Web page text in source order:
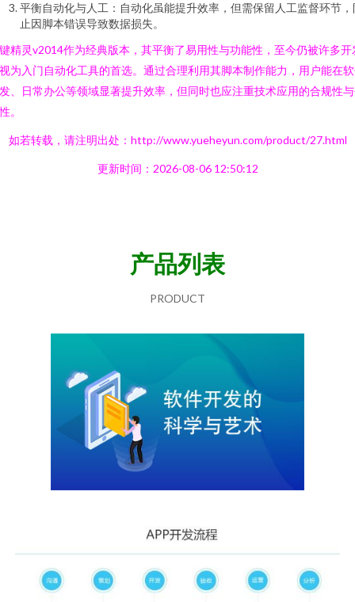
平衡自动化与人工：自动化虽能提升效率，但需保留人工监督环节，
止因脚本错误导致数据损失。
精灵v2014作为经典版本，其平衡了易用性与功能性，至今仍被许多开
为入门自动化工具的首选。通过合理利用其脚本制作能力，用户能在
、日常办公等领域显著提升效率，但同时也应注重技术应用的合规性
。
如若转载，请注明出处：http://www.yueheyun.com/product/27.html
更新时间：2026-08-06 12:50:12
产品列表
PRODUCT